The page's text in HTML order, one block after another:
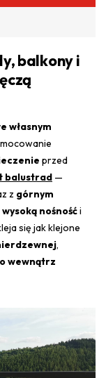
balkony i
własnym
przed
balustrad —
z górnym
nośnośći
się jak klejone
,
wewnątrz